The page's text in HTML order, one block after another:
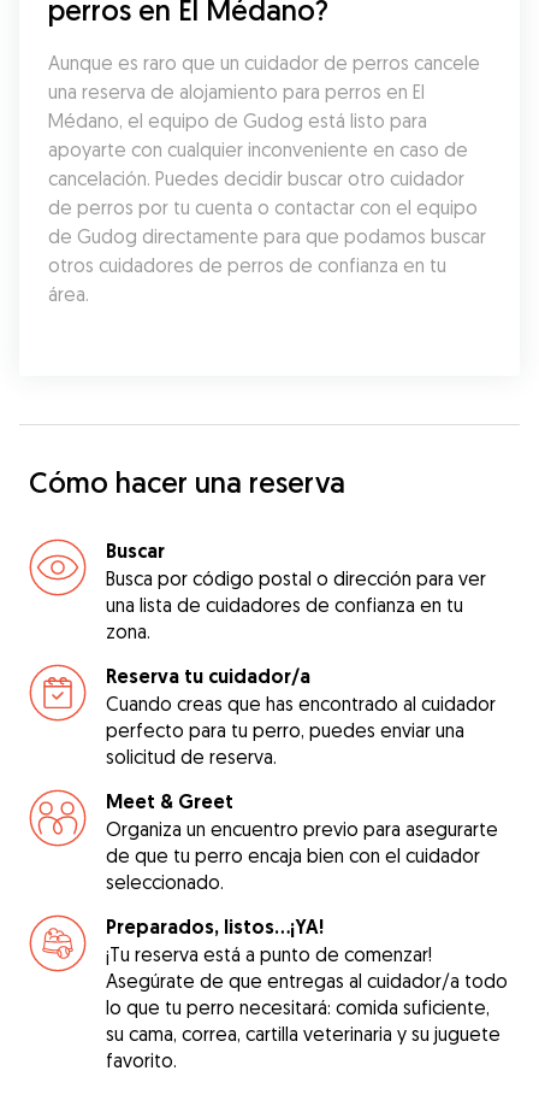
perros en El Médano?
Aunque es raro que un cuidador de perros cancele
una reserva de alojamiento para perros en El
Médano, el equipo de Gudog está listo para
apoyarte con cualquier inconveniente en caso de
cancelación. Puedes decidir buscar otro cuidador
de perros por tu cuenta o contactar con el equipo
de Gudog directamente para que podamos buscar
otros cuidadores de perros de confianza en tu
área.
Cómo hacer una reserva
Buscar
Busca por código postal o dirección para ver
una lista de cuidadores de confianza en tu
zona.
Reserva tu cuidador/a
Cuando creas que has encontrado al cuidador
perfecto para tu perro, puedes enviar una
solicitud de reserva.
Meet & Greet
Organiza un encuentro previo para asegurarte
de que tu perro encaja bien con el cuidador
seleccionado.
Preparados, listos...¡YA!
¡Tu reserva está a punto de comenzar!
Asegúrate de que entregas al cuidador/a todo
lo que tu perro necesitará: comida suficiente,
su cama, correa, cartilla veterinaria y su juguete
favorito.